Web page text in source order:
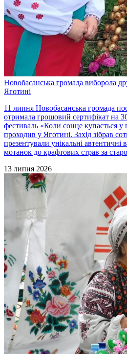
Новобасанська громада виборола
Яготині
11 липня Новобасанська громада
отримала грошовий сертифікат на
фестиваль «Коли сонце купається
проходив у Яготині. Захід зібрав
презентували унікальні
мотанок до крафтових страв за
13 липня 2026